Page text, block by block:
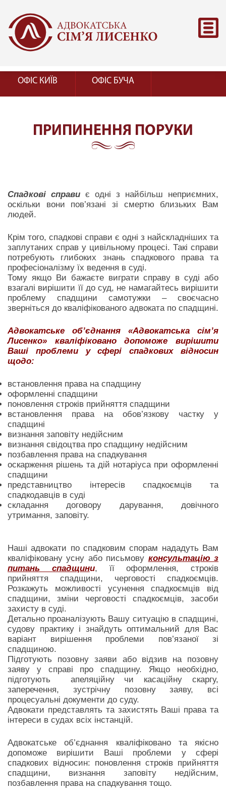
ОФІС КИЇВ ОФІС БУЧА
ПРИПИНЕННЯ ПОРУКИ
Спадкові справи є одні з найбільш неприємних,
оскільки вони пов’язані зі смертю близьких Вам
людей.
Крім того, спадкові справи є одні з найскладніших та
заплутаних справ у цивільному процесі. Такі справи
потребують глибоких знань спадкового права та
професіоналізму їх ведення в суді.
Тому якщо Ви бажаєте виграти справу в суді або
взагалі вирішити її до суд, не намагайтесь вирішити
проблему спадщини самотужки – своєчасно
зверніться до кваліфікованого адвоката по спадщині.
Адвокатське об’єднання «Адвокатська сім’я
Лисенко» кваліфіковано допоможе вирішити
Ваші проблеми у сфері спадкових відносин
щодо:
встановлення права на спадщину
оформленні спадщини
поновлення строків прийняття спадщини
встановлення права на обов’язкову частку у
спадщині
визнання заповіту недійсним
визнання свідоцтва про спадщину недійсним
позбавлення права на спадкування
оскарження рішень та дій нотаріуса при оформленні
спадщини
представництво інтересів спадкоємців та
спадкодавців в суді
складання договору дарування, довічного
утримання, заповіту.
Наші адвокати по спадковим спорам нададуть Вам
кваліфіковану усну або письмову консультацію з
питань спадщини, її оформлення, строків
прийняття спадщини, черговості спадкоємців.
Розкажуть можливості усунення спадкоємців від
спадщини, зміни черговості спадкоємців, засоби
захисту в суді.
Детально проаналізують Вашу ситуацію в спадщині,
судову практику і знайдуть оптимальний для Вас
варіант вирішення проблеми пов’язаної зі
спадщиною.
Підготують позовну заяви або відзив на позовну
заяву у справі про спадщину. Якщо необхідно,
підготують апеляційну чи касаційну скаргу,
заперечення, зустрічну позовну заяву, всі
процесуальні документи до суду.
Адвокати представлять та захистять Ваші права та
інтереси в судах всіх інстанцій.
Адвокатське об’єднання кваліфіковано та якісно
допоможе вирішити Ваші проблеми у сфері
спадкових відносин: поновлення строків прийняття
спадщини, визнання заповіту недійсним,
позбавлення права на спадкування тощо.